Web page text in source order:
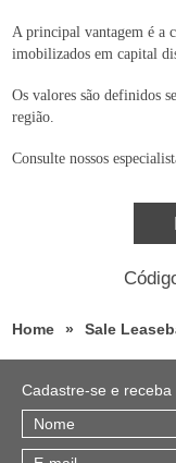
A principal vantagem é a
imobilizados em capital
Os valores são definidos
região.
Consulte nossos
Home » Sale
Cadastre-se e receba